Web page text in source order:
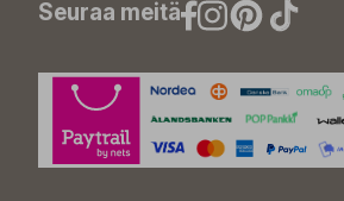
Seuraa meitä